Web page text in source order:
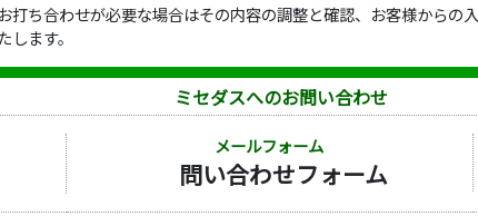
ち合わせが必要な場合はその内容の調整と確認、お客様から
ます。
ミセダスへのお問い合わせ
メールフォーム
問い合わせフォーム